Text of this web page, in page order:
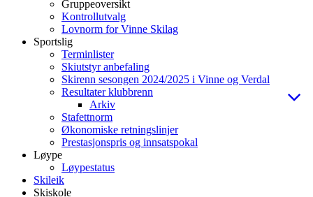
Gruppeoversikt
Kontrollutvalg
Lovnorm for Vinne Skilag
Sportslig
Terminlister
Skiutstyr anbefaling
Skirenn sesongen 2024/2025 i Vinne og Verdal
Resultater klubbrenn
Arkiv
Stafettnorm
Økonomiske retningslinjer
Prestasjonspris og innsatspokal
Løype
Løypestatus
Skileik
Skiskole